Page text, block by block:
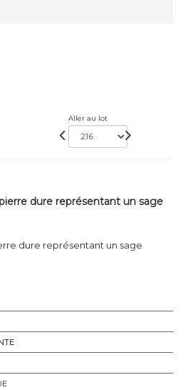
Aller au lot
dure représentant un sage
dure représentant un sage